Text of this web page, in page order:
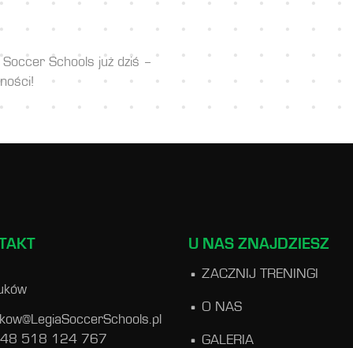
Schools już dziś –
518 124 767
U NAS ZNAJDZIESZ
ZACZNIJ TRENINGI
O NAS
GALERIA